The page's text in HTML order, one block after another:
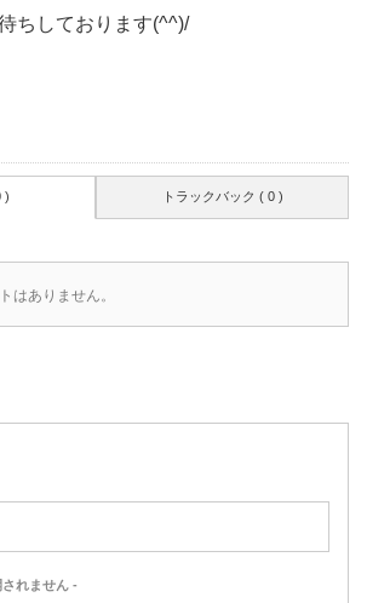
ちしております(^^)/
) トラックバック ( 0 )
はありません。
れません -